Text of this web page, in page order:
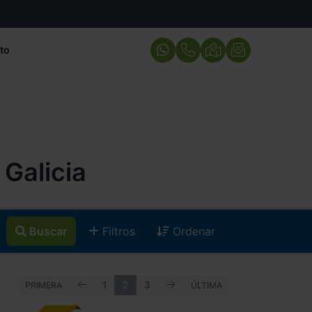
Buscar Filtros Ordenar
PRIMERA PRIMERAANTERIOR
1 2 3 SIGUIENTE
ÚLTIMA